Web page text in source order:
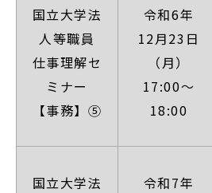
国立大学法
人等職員
仕事理解セ
ミナー
【事務】⑤
令和6年
12月23日
（月）
17:00～
18:00
国立大学法
令和7年